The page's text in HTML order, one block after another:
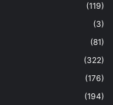
(119)
(3)
(81)
(322)
(176)
(194)